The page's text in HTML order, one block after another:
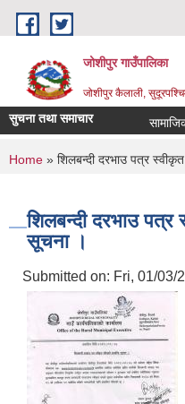
Skip to main content
जोशीपुर गाउँपालिका
जोशीपुर कैलाली,
सुचना तथा समाचार
You are here
Home » शिलबन्दी दरभाउ पत्र
शिलबन्दी दरभाउ पत्र
सूचना ।
Submitted on: Fri, 01/03/